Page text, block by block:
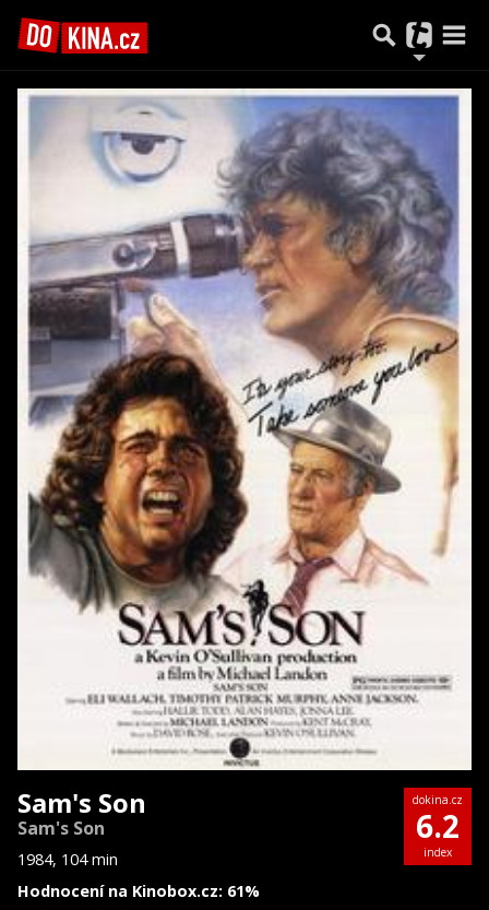
Sam's Son
Sam's Son
1984, 104 min
Hodnocení na Kinobox.cz: 61%
dokina.cz
6.2
index